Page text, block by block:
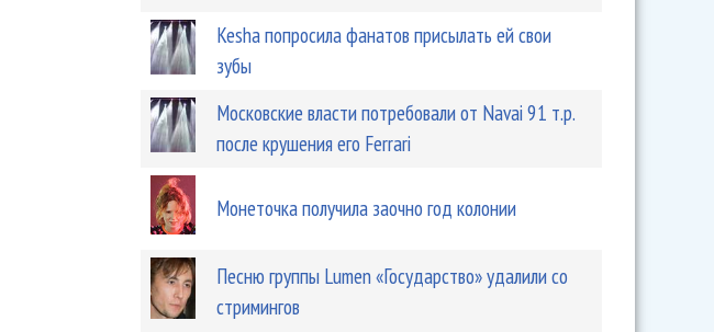
Kesha попросила фанатов присылать ей свои
зубы
Московские власти потребовали от Navai 91 т.р.
после крушения его Ferrari
Монеточка получила заочно год колонии
Песню группы Lumen «Государство» удалили со
стримингов